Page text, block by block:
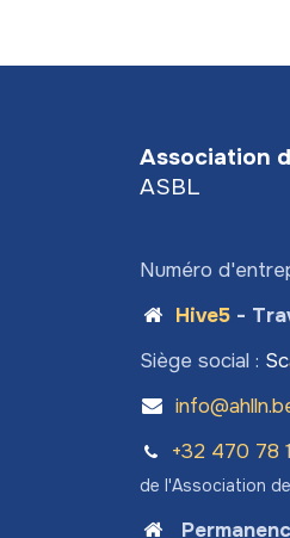
Association
ASBL
Numéro
Hive5-
Siège social :
+32 470 78​
de l'Association